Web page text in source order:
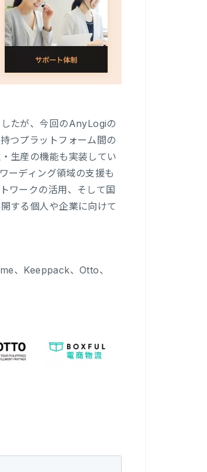
たが、今回のAnyLogiの
つプラットフォーム間の
生産の機能も実装してい
ーディング領域の支援も
ワークの活用、そして国
する個人や企業に向けて
、Keeppack、Otto、